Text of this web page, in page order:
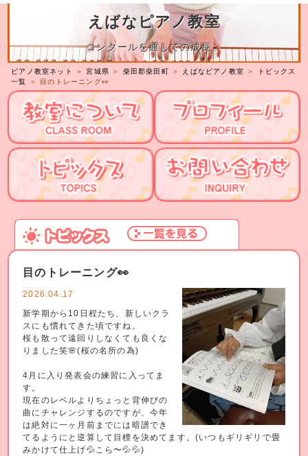
えばなピアノ教室
コンクールを通しての成長。
ピアノ教室ネット ＞宮城県 ＞ 柴田郡柴田町 ＞ えばなピアノ教室 ＞
トピックス
一覧
＞ 目のトレーニング👀
目のトレーニング👀
2026.04.17
新学期から10日程たち、新しいクラ
スにも慣れてきた頃ですね。
桜も散って遠回りしなくても良くな
りました笑🌸(桜の名所の為)
4月に入り発表会の練習に入ってま
す。
現在のレベルよりちょっと背伸びの
曲にチャレンジするのですが、今年
は絶対に一ヶ月前までには暗譜でき
てるようにと逆算して目標を決めてます。(いつもギリギリで畳
みかけて仕上げ💦こら〜💦💦)